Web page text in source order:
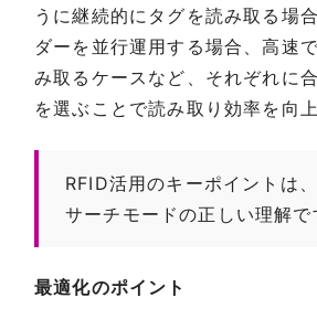
うに継続的にタグを読み取る場
ダーを並行運用する場合、高速
み取るケースなど、それぞれに
を選ぶことで読み取り効率を向
RFID活用のキーポイントは
サーチモードの正しい理解で
最適化のポイント